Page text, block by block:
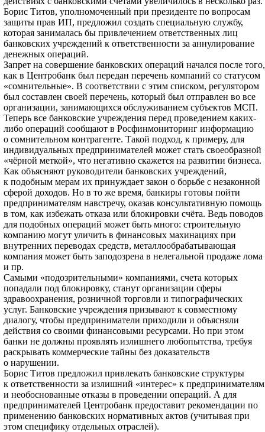
Борис Титов, уполномоченный при президенте по вопросам
защиты прав ИП, предложил создать специальную службу,
которая занималась бы привлечением ответственных лиц
банковских учреждений к ответственности за аннулирование
денежных операций.
Запрет на совершение банковских операций начался после того,
как в Центробанк был передан перечень компаний со статусом
«сомнительные». В соответствии с этим списком, регулятором
был составлен своей перечень, который был отправлен во все
организации, занимающихся обслуживанием субъектов МСП.
Теперь все банковские учреждения перед проведением каких-
либо операций сообщают в Росфинмониторинг информацию
о сомнительном контрагенте. Такой подход, к примеру, для
индивидуальных предпринимателей может стать своеобразной
«чёрной меткой», что негативно скажется на развитии бизнеса.
Как объясняют руководители банковских учреждений,
к подобным мерам их принуждает закон о борьбе с незаконной
сферой доходов. Но в то же время, банкиры готовы пойти
предпринимателям навстречу, оказав консультативную помощь
в том, как избежать отказа или блокировки счёта. Ведь поводов
для подобных операций может быть много: строительную
компанию могут уличить в финансовых махинациях при
внутренних переводах средств, металлообрабатывающая
компания может быть заподозрена в нелегальной продаже лома
и пр.
Самыми «подозрительными» компаниями, счета которых
попадали под блокировку, станут организации сферы
здравоохранения, розничной торговли и типографических
услуг. Банковские учреждения призывают к совместному
диалогу, чтобы предприниматели приходили и объясняли
действия со своими финансовыми ресурсами. Но при этом
банки не должны проявлять излишнего любопытства, требуя
раскрывать коммерческие тайны без доказательств
о нарушении.
Борис Титов предложил привлекать банковские структуры
к ответственности за излишний «интерес» к предпринимателям
и необоснованные отказы в проведении операций. А для
предпринимателей Центробанк предоставит рекомендации по
применению банковских нормативных актов (учитывая при
этом специфику отдельных отраслей).